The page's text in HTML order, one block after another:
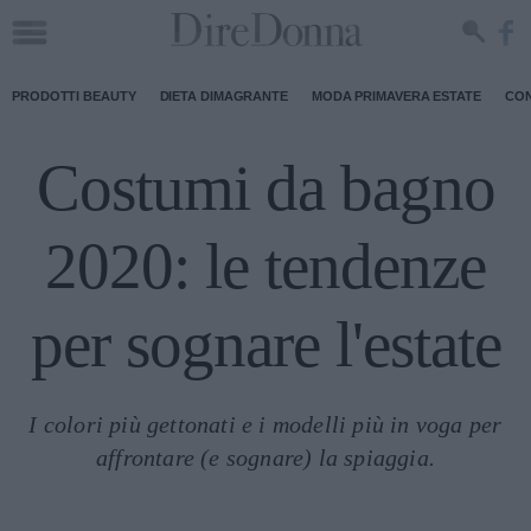
PRODOTTI BEAUTY DIETA DIMAGRANTE MODA PRIMAVERA ESTATE
Costumi da bagno
2020: le tendenze
per sognare l'estate
I colori più gettonati e i modelli più in voga per
affrontare (e sognare) la spiaggia.